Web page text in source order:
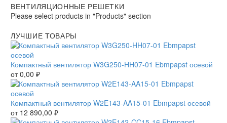
ВЕНТИЛЯЦИОННЫЕ РЕШЕТКИ
Please select products in "Products" section
ЛУЧШИЕ ТОВАРЫ
Компактный вентилятор W3G250-HH07-01 Ebmpapst осевой
от0,00 ₽
Компактный вентилятор W2E143-AA15-01 Ebmpapst осевой
от 12 890,00 ₽